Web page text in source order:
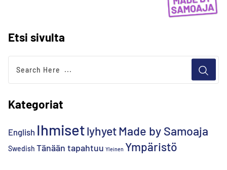
Etsi sivulta
Kategoriat
English Ihmisetlyhyet Made by Samoaja
Swedish Tänään tapahtuu Yleinen Ympäristö